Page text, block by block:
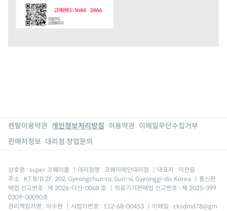
렌탈이용약관 개인정보처리방침 이용약관 이메일무단수집거부
판매처정보 대리점 창업문의
상호명 : super 코웨이몰 대리점명 : 코웨이메인대리점
대표자 : 이찬응
주소 : KT B/D 2F, 202, Gyeongchun-ro, Guri-si, Gyeonggi-do, Korea
통신판
매업 신고번호 : 제 2026-다산-0068 호
의료기기판매업 신고번호 : 제 2025-399
0309-00090호
관리책임자명 : 이수현
사업자번호 : 112-68-00453 이메일 : cksdmd78@gm